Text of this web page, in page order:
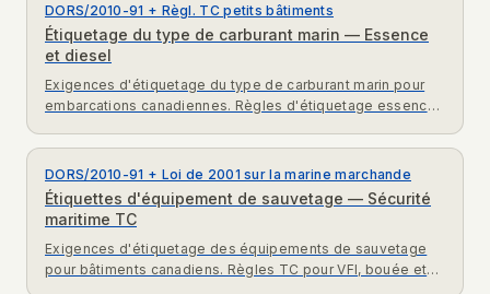
DORS/2010-91 + Règl. TC petits bâtiments
Étiquetage du type de carburant marin — Essence
et diesel
Exigences d'étiquetage du type de carburant marin pour
embarcations canadiennes. Règles d'étiquetage essence
DORS/2010-91 + Loi de 2001 sur la marine marchande
Étiquettes d'équipement de sauvetage — Sécurité
maritime TC
Exigences d'étiquetage des équipements de sauvetage
pour bâtiments canadiens. Règles TC pour VFI, bouée et